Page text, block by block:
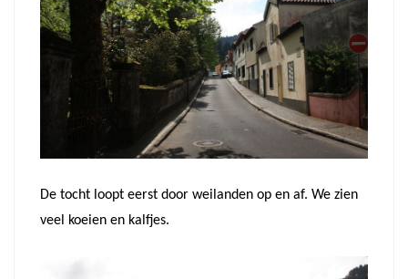
De tocht loopt eerst door weilanden op en af. We zien
veel koeien en kalfjes.